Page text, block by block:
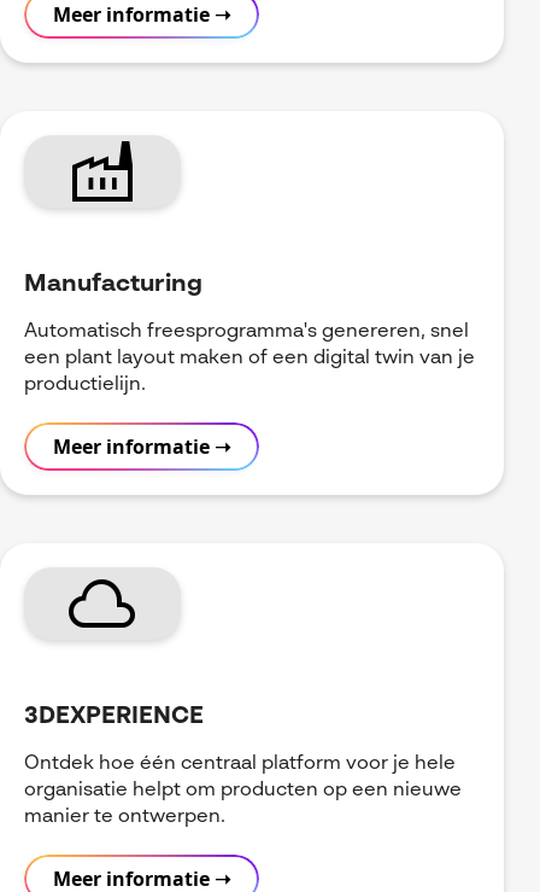
Meer informatie ➝
factory
Manufacturing
Automatisch freesprogramma's genereren, snel
een plant layout maken of een digital twin van je
productielijn.
Meer informatie ➝
Cloud
3DEXPERIENCE
Ontdek hoe één centraal platform voor je hele
organisatie helpt om producten op een nieuwe
manier te ontwerpen.
Meer informatie ➝